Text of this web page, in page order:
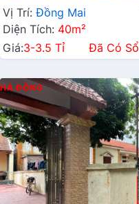
Vị Trí: Đồng Mai
Diện Tích: 40m²
Giá:3-3.5 Tỉ Đã Có Sổ
HÀ ĐÔNG